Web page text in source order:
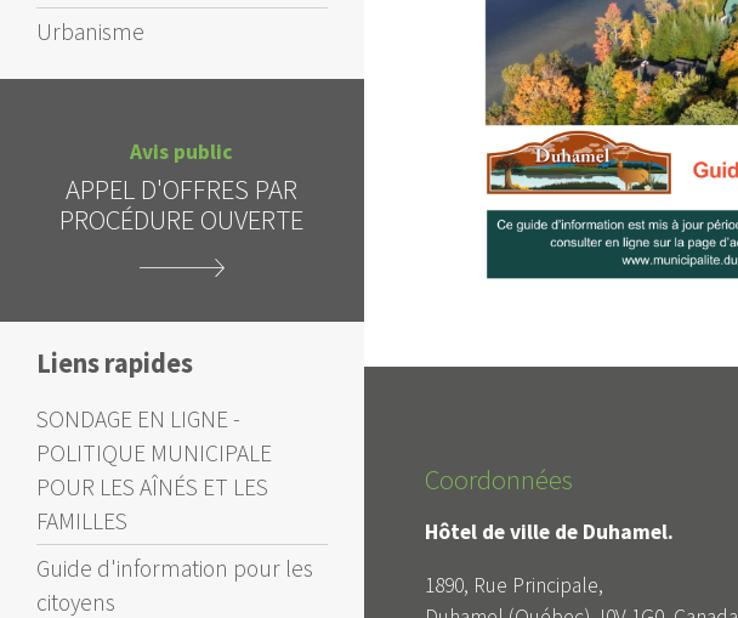
Urbanisme
APPEL D'OFFRES - REPORT
DE LA DATE D'OUVERTURE
DES SOUMISSIONS
Alerte
INTERDICTION DE FEUX À
CIEL OUVERT
Liens rapides
SONDAGE EN LIGNE -
POLITIQUE MUNICIPALE
POUR LES AÎNÉS ET LES
FAMILLES
Guide d'information pour les
citoyens
Coordonnées
Hôtel de ville de Duhamel.
1890, Rue Principale,